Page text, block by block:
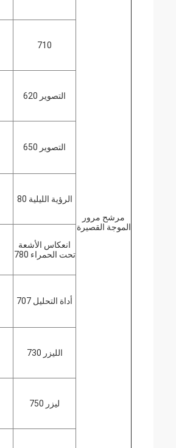
مرشح مرور
الموجة القصيرة
710
التصوير 620
التصوير 650
الرؤية الليلية 80
انعكاس الأشعة
تحت الحمراء 780
أداة التحليل 707
الليزر 730
ليزر 750